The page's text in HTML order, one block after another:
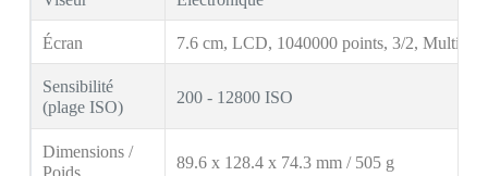
Écran 7.6 cm, LCD, 1040000 points, 3/2,
Sensibilité
(plage ISO)
200 - 12800 ISO
Dimensions /
Poids
89.6 x 128.4 x 74.3 mm / 505 g